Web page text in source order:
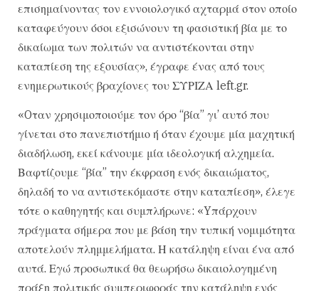
επισημαίνοντας τον εννοιολογικό αχταρμά στον οποίο
καταφεύγουν όσοι εξισώνουν τη φασιστική βία με το
δικαίωμα των πολιτών να αντιστέκονται στην
καταπίεση της εξουσίας», έγραφε ένας από τους
ενημερωτικούς βραχίονες του ΣΥΡΙΖΑ left.gr.
«Oταν χρησιμοποιούμε τον όρο “βία” γι’ αυτό που
γίνεται στο πανεπιστήμιο ή όταν έχουμε μία μαχητική
διαδήλωση, εκεί κάνουμε μία ιδεολογική αλχημεία.
Βαφτίζουμε “βία” την έκφραση ενός δικαιώματος,
δηλαδή το να αντιστεκόμαστε στην καταπίεση», έλεγε
τότε ο καθηγητής και συμπλήρωνε: «Yπάρχουν
πράγματα σήμερα που με βάση την τυπική νομιμότητα
αποτελούν πλημμελήματα. Η κατάληψη είναι ένα από
αυτά. Εγώ προσωπικά θα θεωρήσω δικαιολογημένη
πράξη πολιτικής συμπεριφοράς την κατάληψη ενός